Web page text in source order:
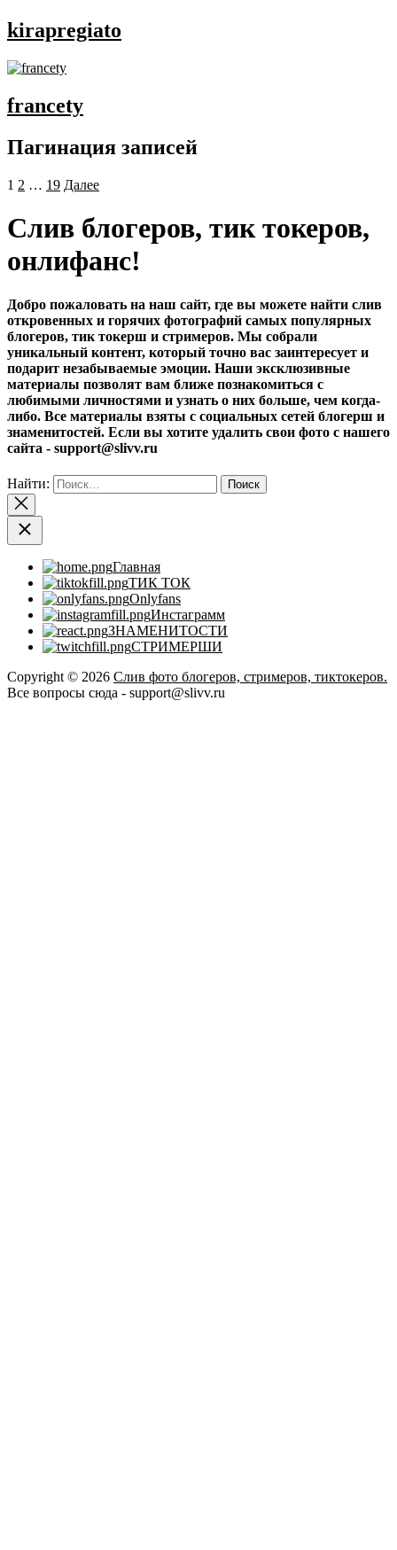
kirapregiato
francety
Пагинация записей
1 2 … 19 Далее
Слив блогеров, тик токеров,
онлифанс!
Добро пожаловать на наш сайт, где вы можете найти слив
откровенных и горячих фотографий самых популярных
блогеров, тик токерш и стримеров. Мы собрали
уникальный контент, который точно вас заинтересует и
подарит незабываемые эмоции. Наши эксклюзивные
материалы позволят вам ближе познакомиться с
любимыми личностями и узнать о них больше, чем когда-
либо. Все материалы взяты с социальных сетей блогерш и
знаменитостей. Если вы хотите удалить свои фото с нашего
сайта - support@slivv.ru
Найти:
Главная
ТИК ТОК
Onlyfans
Инстаграмм
ЗНАМЕНИТОСТИ
СТРИМЕРШИ
Copyright © 2026 Слив фото блогеров, стримеров, тиктокеров.
Все вопросы сюда - support@slivv.ru